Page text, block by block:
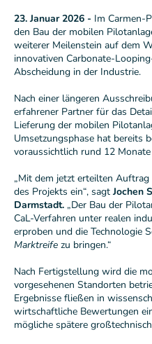
23. Januar 2026 - Im Carmen-
den Bau der mobilen
weiterer Meilenstein auf dem
innovativen Carbonate-
Abscheidung in der Industrie.
Nach einer längeren
erfahrener Partner für das
Lieferung der mobilen
Umsetzungsphase hat bereits
voraussichtlich rund 12
„Mit dem jetzt erteilten
des Projekts ein“, sagtJochen
Darmstadt. „Der Bau der
CaL-Verfahren unter realen
erproben und die Technologie
Marktreife zu bringen.“
Nach Fertigstellung wird die
vorgesehenen Standorten
Ergebnisse fließen in
wirtschaftliche Bewertungen
mögliche spätere